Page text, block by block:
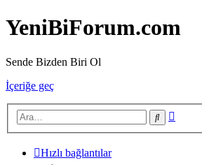
YeniBiForum.com
Sende Bizden Biri Ol
İçeriğe geç
Ara
Hızlı bağlantılar